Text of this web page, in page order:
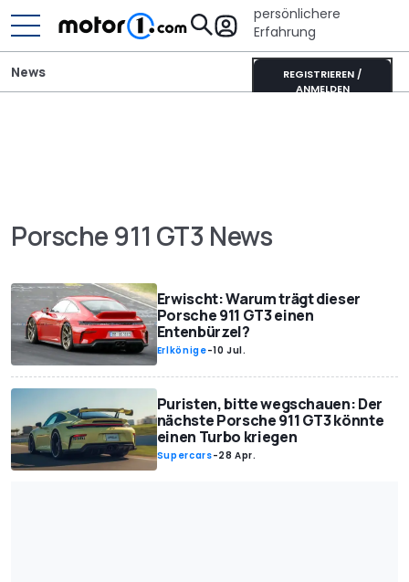
persönlichere
Erfahrung
REGISTRIEREN /
ANMELDEN
News
Porsche 911 GT3 News
Erwischt: Warum trägt dieser
Porsche 911 GT3 einen
Entenbürzel?
Erlkönige-10 Jul.
Puristen, bitte wegschauen: Der
nächste Porsche 911 GT3 könnte
einen Turbo kriegen
Supercars-28 Apr.